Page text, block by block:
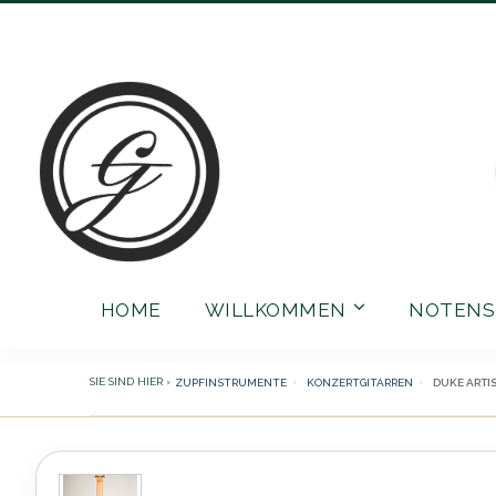
HOME WILLKOMMEN
ZUPFINSTRUMENTE KONZERTGITARREN DUKE